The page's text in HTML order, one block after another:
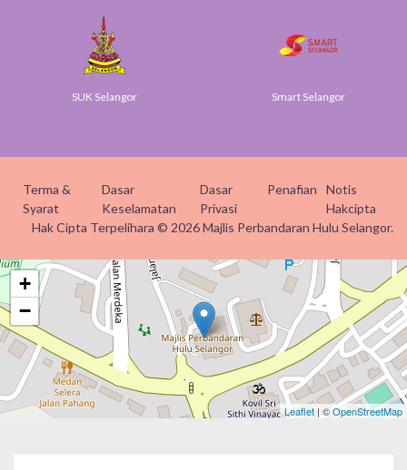
SUK Selangor Smart Selangor
Terma &
Syarat
Dasar
Keselamatan
Dasar
Privasi
Penafian
Notis
Hakcipta
Hak Cipta Terpelihara © 2026 Majlis Perbandaran Hulu Selangor.
+
−
Leaflet | ©OpenStreetMap